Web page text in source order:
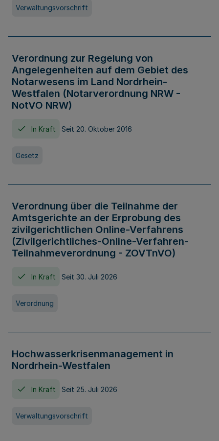
Verwaltungsvorschrift
Verordnung zur Regelung von
Angelegenheiten auf dem Gebiet des
Notarwesens im Land Nordrhein-
Westfalen (Notarverordnung NRW -
NotVO NRW)
In Kraft Seit 20. Oktober 2016
Gesetz
Verordnung über die Teilnahme der
Amtsgerichte an der Erprobung des
zivilgerichtlichen Online-Verfahrens
(Zivilgerichtliches-Online-Verfahren-
Teilnahmeverordnung - ZOVTnVO)
In Kraft Seit 30. Juli 2026
Verordnung
Hochwasserkrisenmanagement in
Nordrhein-Westfalen
In Kraft Seit 25. Juli 2026
Verwaltungsvorschrift